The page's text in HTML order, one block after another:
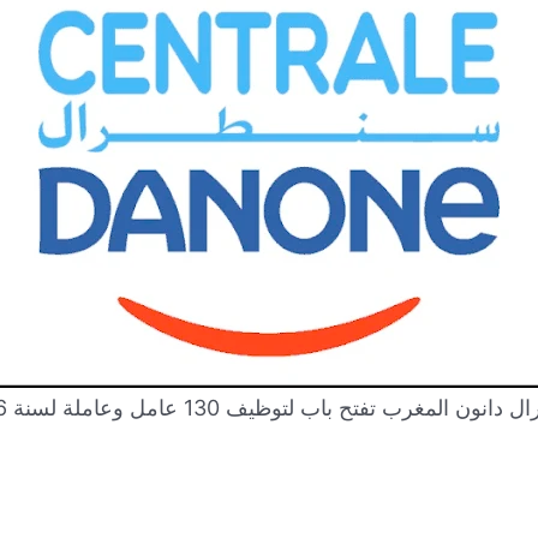
المغرب تفتح باب لتوظيف 130 عامل وعاملة لسنة 2026